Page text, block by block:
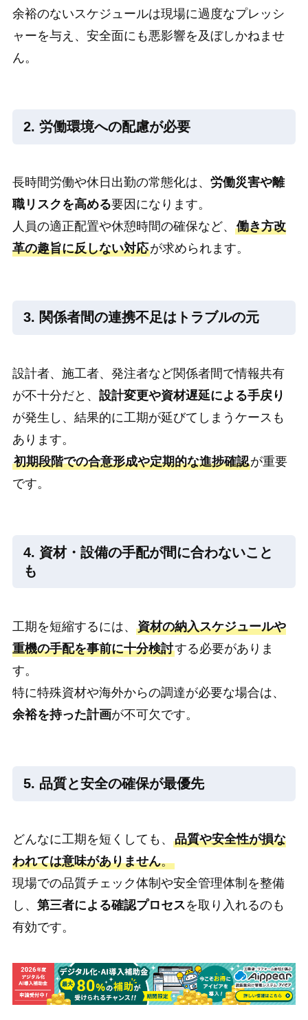
余裕のないスケジュールは現場に過度なプレッシ
ャーを与え、安全面にも悪影響を及ぼしかねませ
ん。
2. 労働環境への配慮が必要
長時間労働や休日出勤の常態化は、 労働災害や離
職リスクを高める要因になります。
人員の適正配置や休憩時間の確保など、 働き方改
革の趣旨に反しない対応が求められます。
3. 関係者間の連携不足はトラブルの元
設計者、施工者、発注者など関係者間で情報共有
が不十分だと、 設計変更や資材遅延による手戻り
が発生し、結果的に工期が延びてしまうケースも
あります。
初期段階での合意形成や定期的な進捗確認が重要
です。
4. 資材・設備の手配が間に合わないこと
も
工期を短縮するには、 資材の納入スケジュールや
重機の手配を事前に十分検討する必要がありま
す。
特に特殊資材や海外からの調達が必要な場合は、
余裕を持った計画が不可欠です。
5. 品質と安全の確保が最優先
どんなに工期を短くしても、 品質や安全性が損な
われては意味がありません。
現場での品質チェック体制や安全管理体制を整備
し、 第三者による確認プロセスを取り入れるのも
有効です。